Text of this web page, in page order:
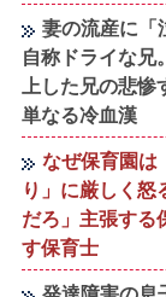
妻の流産に「
自称ドライな兄
上した兄の悲
単なる冷血漢
なぜ保育園は
り」に厳しく怒
だろ」主張する
す保育士